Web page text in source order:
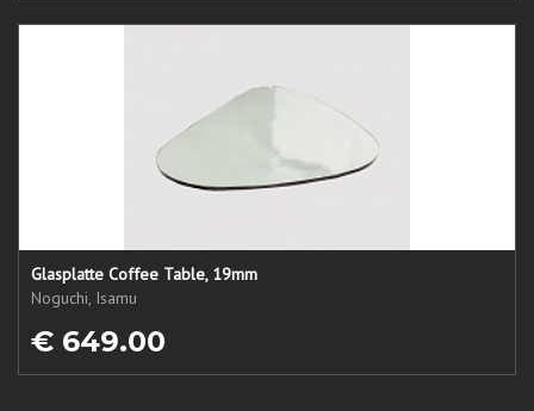
Glasplatte Coffee Table, 19mm
Noguchi, Isamu
€ 649.00